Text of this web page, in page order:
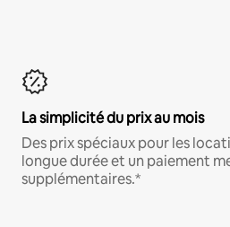
La simplicité du prix au mois
Des prix spéciaux pour les
longue durée et un paiement
supplémentaires.*